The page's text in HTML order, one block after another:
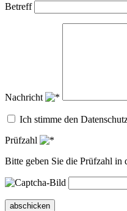
Betreff
Nachricht
Ich stimme den
Prüfzahl
Bitte geben Sie die Prüfzahl in
abschicken